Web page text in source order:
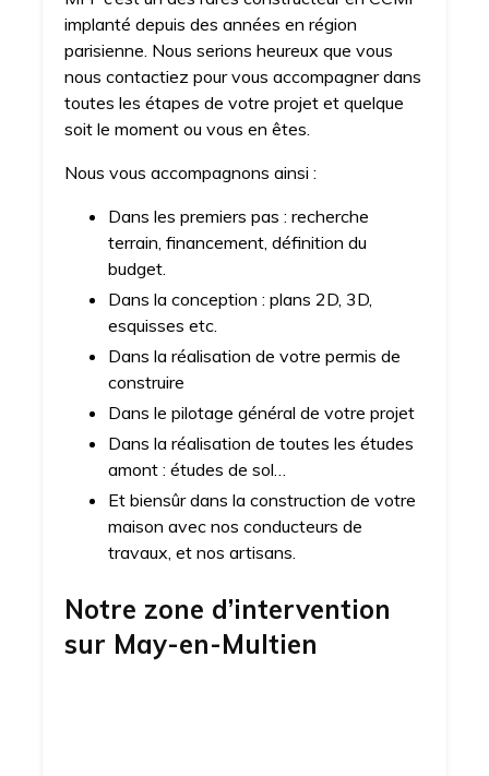
implanté depuis des années en région
parisienne. Nous serions heureux que vous
nous contactiez pour vous accompagner dans
toutes les étapes de votre projet et quelque
soit le moment ou vous en êtes.
Nous vous accompagnons ainsi :
Dans les premiers pas : recherche
terrain, financement, définition du
budget.
Dans la conception : plans 2D, 3D,
esquisses etc.
Dans la réalisation de votre permis de
construire
Dans le pilotage général de votre projet
Dans la réalisation de toutes les études
amont : études de sol…
Et biensûr dans la construction de votre
maison avec nos conducteurs de
travaux, et nos artisans.
Notre zone d’intervention
sur May-en-Multien